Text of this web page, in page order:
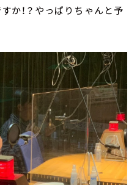
か！？やっぱりちゃんと予